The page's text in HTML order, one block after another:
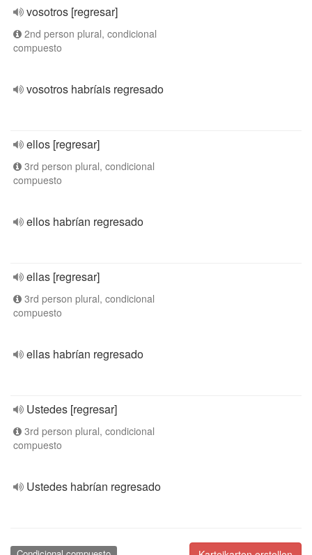
vosotros [regresar]
2nd person plural, condicional
compuesto
vosotros habríais regresado
ellos [regresar]
3rd person plural, condicional
compuesto
ellos habrían regresado
ellas [regresar]
3rd person plural, condicional
compuesto
ellas habrían regresado
Ustedes [regresar]
3rd person plural, condicional
compuesto
Ustedes habrían regresado